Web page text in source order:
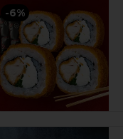
-6%